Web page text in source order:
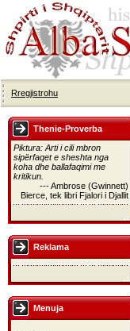
Rregjistrohu
Thenie-Proverba
Piktura: Arti i cili mbron
sipërfaqet e sheshta nga
koha dhe ballafaqimi me
kritikun.
--- Ambrose (Gwinnett)
Bierce, tek libri Fjalori i Djallit
Reklama
Menuja